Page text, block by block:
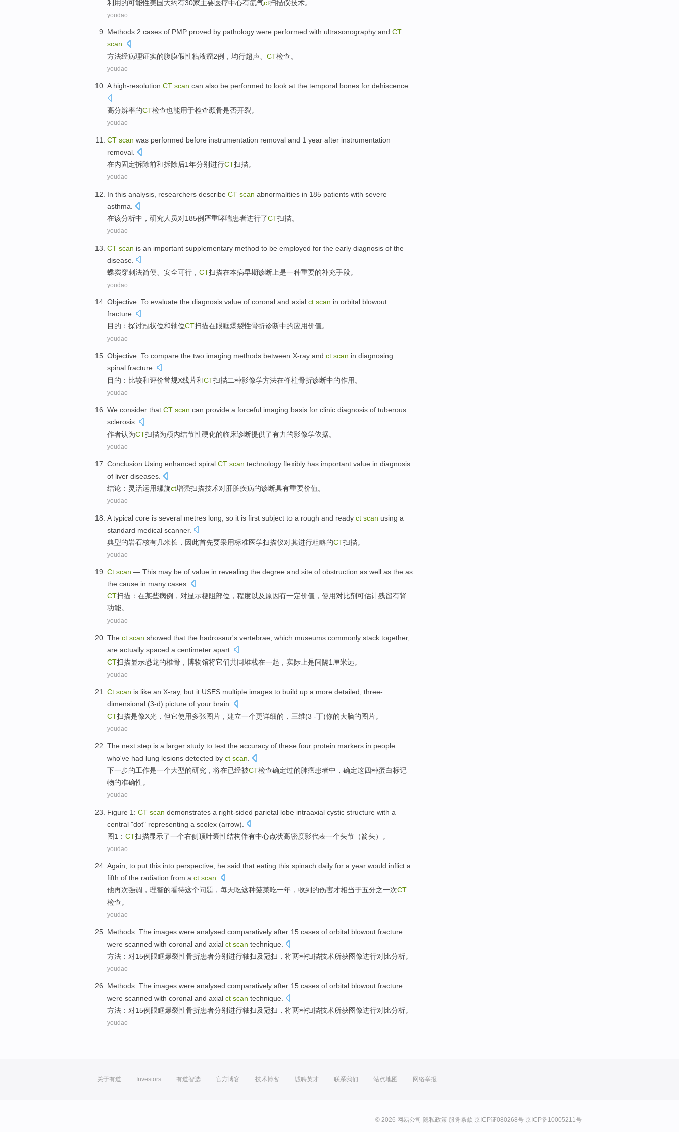
利用的可能性美国 大约有30家主要医疗中心有氙气ct扫描仪技术。
youdao
Methods 2 cases of PMP proved by pathology were performed with ultrasonography and CT
scan.
方法经病理证实的腹膜假性粘液瘤2例 ， 均行超声、 CT检查。
youdao
A high-resolution CT scan can also be performed to look at the temporal bones for dehiscence
高分辨率的CT检查也能用于检查颞骨是否开裂。
youdao
CT scan was performed before instrumentation removal and 1 year after instrumentation
removal.
在内固定拆除前和拆除后1年分别进行CT扫描。
youdao
In this analysis researchers describe CT scan abnormalities in 185 patients with severe
asthma
在该分析中， 研究人员对185例 严重哮喘患者进行了CT扫描。
youdao
CT scan is an important supplementary method to be employed for the early diagnosis of the
disease
蝶窦穿刺法简便、安全可行， CT扫描在本病早期诊断 上是一种重要的补充手段。
youdao
Objective: To evaluate the diagnosis value of coronal and axial ct scan in orbital blowout
fracture.
目的 ： 探讨冠状位和轴位CT扫描在眼眶爆裂性骨折诊断中的应用价值。
youdao
Objective: To compare the two imaging methods between X-ray and ct scan in diagnosing
spinal fracture
目的 ： 比较和评价常规X线片和CT扫描二种影像学方法在脊柱骨折诊断中的作用 。
youdao
We consider that CT scan can provide a forceful imaging basis for clinic diagnosis of tuberous
sclerosis
作者认为CT扫描为颅内结节性硬化的临床诊断提供了有力的影像学依据。
youdao
Conclusion Using enhanced spiral CT scan technology flexibly has important value in diagnosis
of liver diseases
结论： 灵活运用螺旋ct增强扫描技术对肝脏疾病的诊断具有重要价值。
youdao
A typical core is several metres long so it is first subject to a rough and ready ct scan using a
standard medical scanner.
典型的岩石核有几米长 ， 因此首先要采用标准医学扫描仪对其进行粗略的CT扫描。
youdao
Ct scan — This may be of value in revealing the degree and site of obstruction as well as the as
the cause in many cases.
CT扫描 ： 在某些病例 ，对显示梗阻部位 ， 程度以及原因有一定价值 ，使用对比剂可估计残留有肾
功能。
youdao
The ct scan showed that the hadrosaur's vertebrae, which museums commonly stack together,
are actually spaced a centimeter apart
CT扫描显示恐龙的椎骨， 博物馆将它们共同堆栈在一起 ， 实际上是间隔1厘米远。
youdao
Ct scan is like an X-ray, but it USES multiple images to build up a more detailed three-
dimensional (3-d) picture of your brain
CT扫描是像X光， 但它使用多张图片 ， 建立一个更详细的 ， 三维(3 -丁)你的大脑的图片。
youdao
The next step is a larger study to test the accuracy of these four protein markers in people
who've had lung lesions detected by ct scan
下一步的工作是一个大型的研究 ， 将在已经被CT检查确定过的肺癌患者中 ，确定这四种蛋白标记
物的准确性。
youdao
Figure 1 : CT scan demonstrates a right-sided parietal lobe intraaxial cystic structure with a
central "dot" representing a scolex (arrow).
图1 ： CT扫描显示了一个右侧顶叶囊性结构伴有中心点状高密度影代表一个头节（箭头）。
youdao
Again, to put this into perspective, he said that eating this spinach daily for a year would inflict a
fifth of the radiation from a ct scan.
他再次强调 ，理智的看待这个问题， 每天吃这种菠菜吃一年 ，收到的伤害才相当于五分之一次CT
检查。
youdao
Methods: The images were analysed comparatively after 15 cases of orbital blowout fracture
were scanned with coronal and axial ct scan technique
方法 ： 对15例 眼眶爆裂性骨折患者分别进行轴扫及冠扫，将两种扫描技术所获图像进行对比分析。
youdao
Methods: The images were analysed comparatively after 15 cases of orbital blowout fracture
were scanned with coronal and axial ct scan technique
方法 ： 对15例 眼眶爆裂性骨折患者分别进行轴扫及冠扫，将两种扫描技术所获图像进行对比分析。
youdao
关于有道 Investors 有道智选 官方博客 技术博客 诚聘英才 联系我们 站点地图 网络举报
© 2026 网易公司 隐私政策 服务条款 京ICP证080268号 京ICP备10005211号